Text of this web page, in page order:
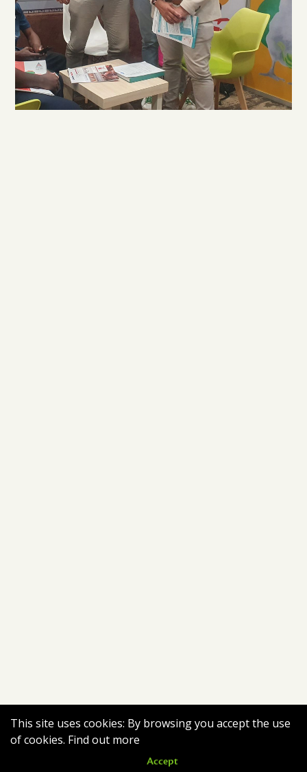
This site uses cookies: By browsing you accept the use
of cookies. Find out more
Accept